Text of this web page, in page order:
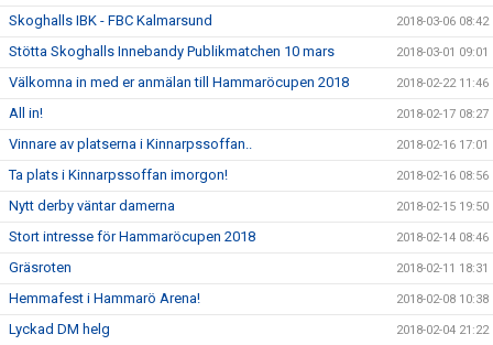
Skoghalls IBK - FBC Kalmarsund 2018-03-06 08:42
Stötta Skoghalls Innebandy Publikmatchen 10 mars 2018-03-01 09:01
Välkomna in med er anmälan till Hammaröcupen 2018 2018-02-22 11:46
All in! 2018-02-17 08:27
Vinnare av platserna i Kinnarpssoffan.. 2018-02-16 17:01
Ta plats i Kinnarpssoffan imorgon! 2018-02-16 08:56
Nytt derby väntar damerna 2018-02-15 19:50
Stort intresse för Hammaröcupen 2018 2018-02-14 08:46
Gräsroten 2018-02-11 18:31
Hemmafest i Hammarö Arena! 2018-02-08 10:38
Lyckad DM helg 2018-02-04 21:22